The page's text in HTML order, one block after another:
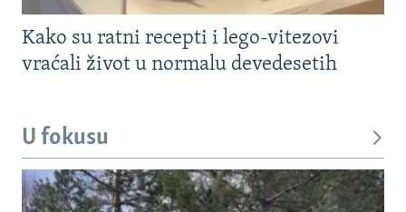
Kako su ratni recepti i lego-vitezovi
vraćali život u normalu devedesetih
U fokusu